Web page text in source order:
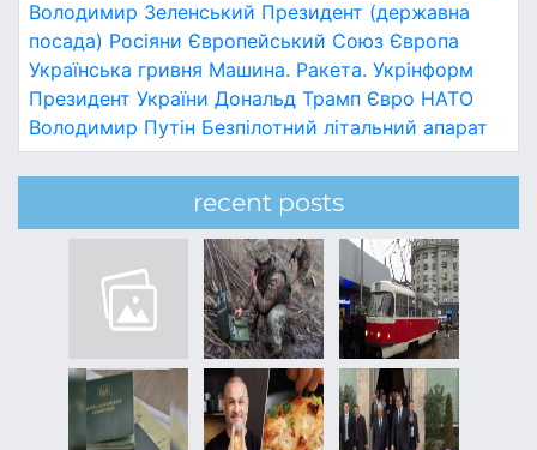
Володимир Зеленський Президент (державна
посада) Росіяни Європейський Союз Європа
Українська гривня Машина. Ракета. Укрінформ
Президент України Дональд Трамп Євро НАТО
Володимир Путін Безпілотний літальний апарат
recent posts